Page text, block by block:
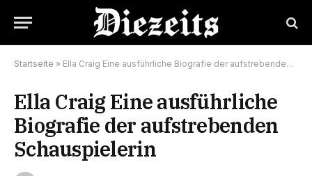
Startseite » Ella Craig Eine ausführliche Biografie der aufstrebenden Schauspielerin
Ella Craig Eine ausführliche
Biografie der aufstrebenden
Schauspielerin